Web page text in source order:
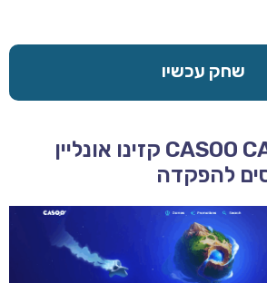
שחק עכשיו
CASOO CASINO – 2026 קזינו אונליין
להפקדה